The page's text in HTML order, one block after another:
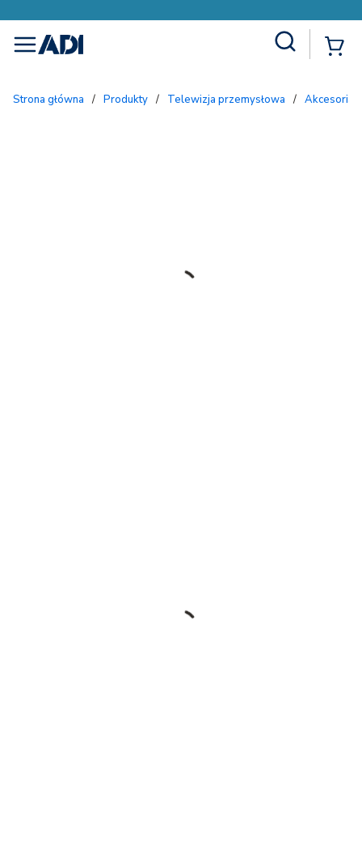
menu
Strona główna / Produkty / Telewizja przemysłowa / Akcesoria